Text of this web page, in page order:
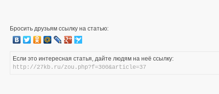
Бросить друзьям ссылку на статью:
Если это интересная статья, дайте людям на неё ссылку:
http://27kb.ru/zou.php?f=300&article=37